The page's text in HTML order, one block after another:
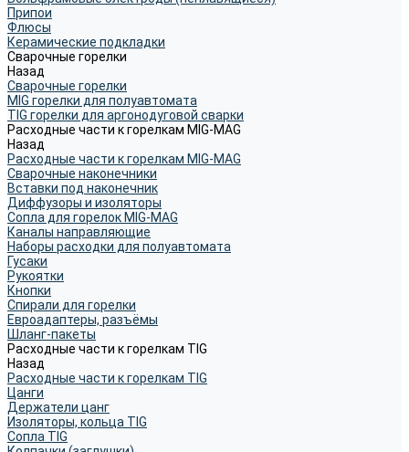
Припои
Флюсы
Керамические подкладки
Сварочные горелки
Назад
Сварочные горелки
MIG горелки для полуавтомата
TIG горелки для аргонодуговой сварки
Расходные части к горелкам MIG-MAG
Назад
Расходные части к горелкам MIG-MAG
Сварочные наконечники
Вставки под наконечник
Диффузоры и изоляторы
Сопла для горелок MIG-MAG
Каналы направляющие
Наборы расходки для полуавтомата
Гусаки
Рукоятки
Кнопки
Спирали для горелки
Евроадаптеры, разъёмы
Шланг-пакеты
Расходные части к горелкам TIG
Назад
Расходные части к горелкам TIG
Цанги
Держатели цанг
Изоляторы, кольца TIG
Сопла TIG